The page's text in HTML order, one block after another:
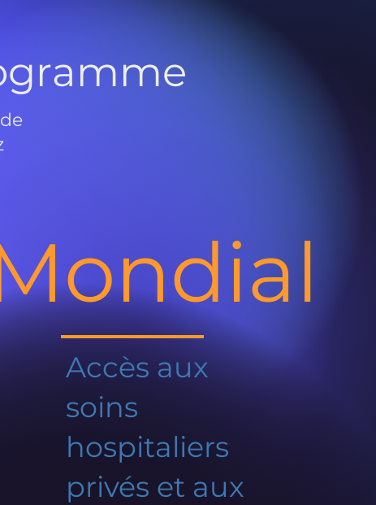
Accès aux
soins
hospitaliers
privés et aux